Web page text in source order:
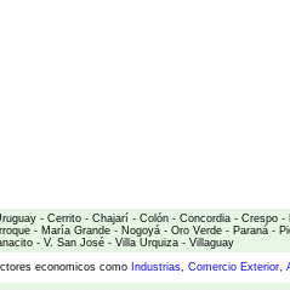
- Cerrito - Chajarí - Colón - Concordia - Crespo -
- María Grande - Nogoyá - Oro Verde - Paraná -
- V. San José - Villa Urquiza - Villaguay
economicos como Industrias, Comercio Exterior,